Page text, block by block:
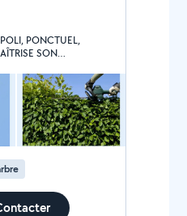
des espace
arbre et aussi
nacelle si
PONCTUEL,
SON
BÉNIS ET